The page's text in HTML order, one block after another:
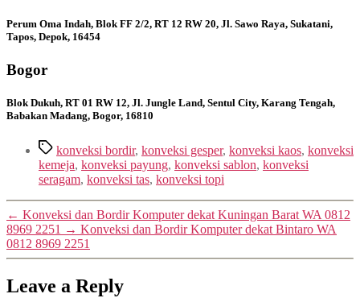
Perum Oma Indah, Blok FF 2/2, RT 12 RW 20, Jl. Sawo Raya, Sukatani,
Tapos, Depok, 16454
Bogor
Blok Dukuh, RT 01 RW 12, Jl. Jungle Land, Sentul City, Karang Tengah,
Babakan Madang, Bogor, 16810
Tagskonveksi bordir, konveksi gesper, konveksi kaos, konveksi
kemeja, konveksi payung, konveksi sablon, konveksi
seragam, konveksi tas, konveksi topi
← Konveksi dan Bordir Komputer dekat Kuningan Barat WA 0812
8969 2251 → Konveksi dan Bordir Komputer dekat Bintaro WA
0812 8969 2251
Leave a Reply